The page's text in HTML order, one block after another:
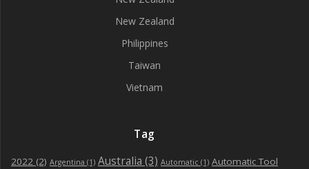
New Zealand
Philippines
Taiwan
Vietnam
Tag
2022 (2) Argentina (1) Australia (3) Automatic (1) Automatic Tool